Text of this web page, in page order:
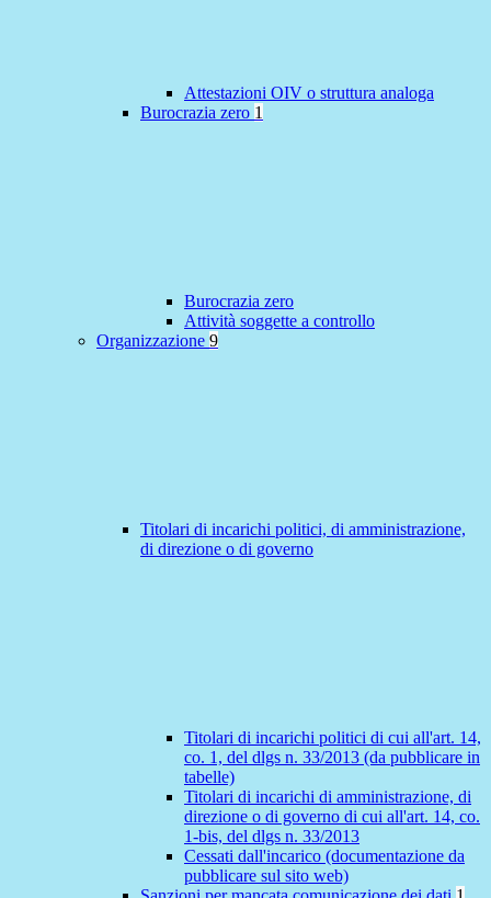
Attestazioni OIV o struttura analoga
Burocrazia zero 1
Burocrazia zero
Attività soggette a controllo
Organizzazione 9
Titolari di incarichi politici, di amministrazione,
di direzione o di governo
Titolari di incarichi politici di cui all'art. 14,
co. 1, del dlgs n. 33/2013 (da pubblicare in
tabelle)
Titolari di incarichi di amministrazione, di
direzione o di governo di cui all'art. 14, co.
1-bis, del dlgs n. 33/2013
Cessati dall'incarico (documentazione da
pubblicare sul sito web)